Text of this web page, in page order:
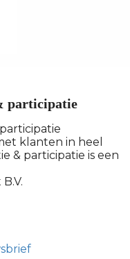
participatie
klanten in heel
& participatie is een